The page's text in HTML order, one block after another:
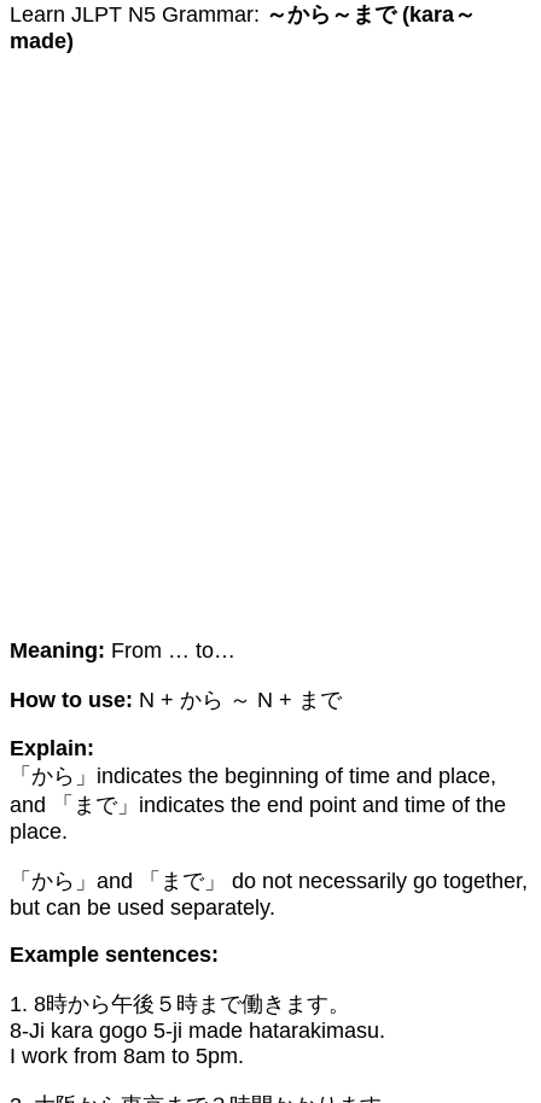
Learn JLPT N5 Grammar: ～から～まで (kara～
made)
Meaning: From … to…
How to use: N + から ～ N + まで
Explain:
「から」indicates the beginning of time and place,
and 「まで」indicates the end point and time of the
place.
「から」and 「まで」 do not necessarily go together,
but can be used separately.
Example sentences:
1. 8時から午後５時まで働きます。
8-Ji kara gogo 5-ji made hatarakimasu.
I work from 8am to 5pm.